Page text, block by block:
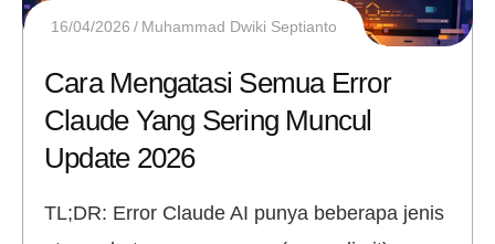
16/04/2026 Muhammad Dwiki Septianto
Cara Mengatasi Semua Error
Claude Yang Sering Muncul
Update 2026
TL;DR: Error Claude AI punya beberapa jenis